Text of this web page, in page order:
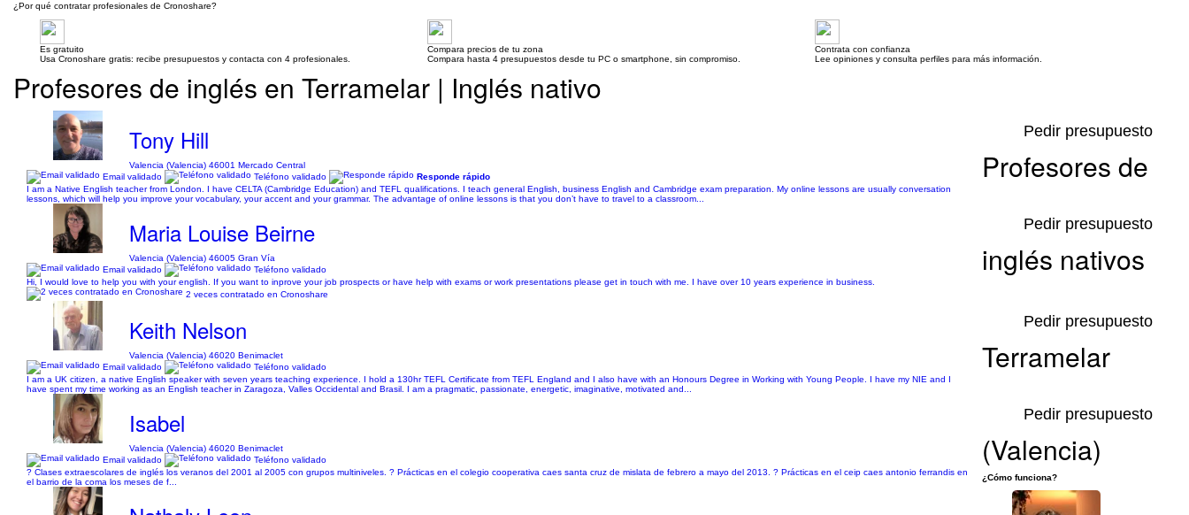
¿Por qué contratar profesionales de Cronoshare?
Es gratuito
Usa Cronoshare gratis: recibe presupuestos y contacta con 4 profesionales.
Compara precios de tu zona
Compara hasta 4 presupuestos desde tu PC o smartphone, sin compromiso.
Contrata con confianza
Lee opiniones y consulta perfiles para más información.
Profesores de inglés en Terramelar | Inglés nativo
Tony Hill
Valencia (Valencia) 46001 Mercado Central
Email validado
Teléfono validado
Responde rápido
I am a Native English teacher from London. I have CELTA (Cambridge Education) and TEFL qualifications. I teach general English, business English and Cambridge exam preparation. My online lessons are usually conversation
lessons, which will help you improve your vocabulary, your accent and your grammar. The advantage of online lessons is that you don’t have to travel to a classroom...
Pedir presupuesto
Maria Louise Beirne
Valencia (Valencia) 46005 Gran Vía
Email validado
Teléfono validado
Hi, I would love to help you with your english. If you want to inprove your job prospects or have help with exams or work presentations please get in touch with me. I have over 10 years experience in business.
2 veces contratado en Cronoshare
Pedir presupuesto
Keith Nelson
Valencia (Valencia) 46020 Benimaclet
Email validado
Teléfono validado
I am a UK citizen, a native English speaker with seven years teaching experience. I hold a 130hr TEFL Certificate from TEFL England and I also have with an Honours Degree in Working with Young People. I have my NIE and I
have spent my time working as an English teacher in Zaragoza, Valles Occidental and Brasil. I am a pragmatic, passionate, energetic, imaginative, motivated and...
Pedir presupuesto
Isabel
Valencia (Valencia) 46020 Benimaclet
Email validado
Teléfono validado
? Clases extraescolares de inglés los veranos del 2001 al 2005 con grupos multiniveles. ? Prácticas en el colegio cooperativa caes santa cruz de mislata de febrero a mayo del 2013. ? Prácticas en el ceip caes antonio ferrandis en
el barrio de la coma los meses de f...
Pedir presupuesto
Profesores de
inglés nativos
Terramelar
(Valencia)
¿Cómo funciona?